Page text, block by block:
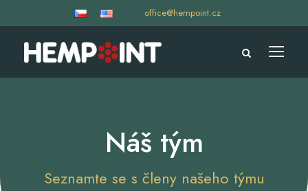
office@hempoint.cz
Náš tým
Seznamte se s členy našeho týmu